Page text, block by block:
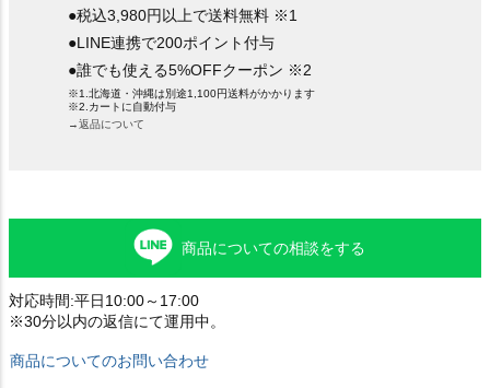
●税込3,980円以上で送料無料 ※1
●LINE連携で200ポイント付与
●誰でも使える5%OFFクーポン ※2
※1.北海道・沖縄は別途1,100円送料がかかります
※2.カートに自動付与
→返品について
商品についての相談をする
対応時間:平日10:00～17:00
※30分以内の返信にて運用中。
商品についてのお問い合わせ